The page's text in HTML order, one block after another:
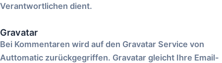
Verantwortlichen dient.
Gravatar
Bei Kommentaren wird auf den Gravatar Service von
Auttomatic zurückgegriffen. Gravatar gleicht Ihre Email-